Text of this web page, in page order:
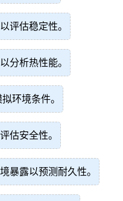
评估稳定性。
分析热性能。
环境条件。
估安全性。
暴露以预测耐久性。